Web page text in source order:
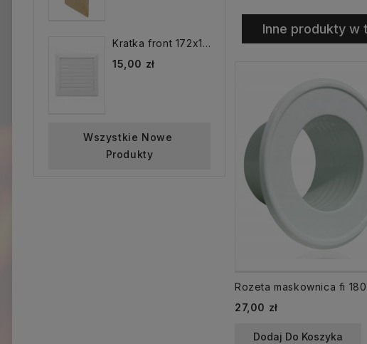
Kratka front 172x172 mm...
15,00 zł
Wszystkie Nowe
Produkty
Inne produkty w
Cena
27,00 zł
Dodaj Do Koszyka